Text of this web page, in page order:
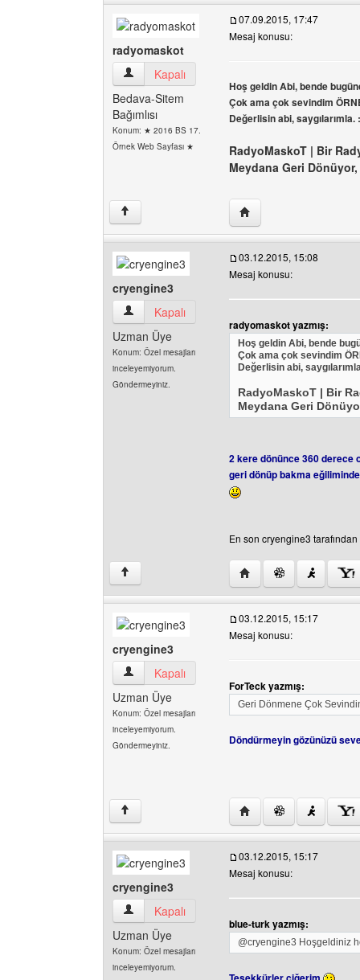
radyomaskot
radyomaskot Kullanıcının profilini görüntüle
Kapalı
Bedava-Sitem
Bağımlısı
Konum: ★ 2016 BS 17.
Örnek Web Sayfası ★
07.09.2015, 17:47
Mesaj konusu:
Hoş geldin Abi, bende
Çok ama çok sevindim
Değerlisin abi, saygılarımla.
RadyoMaskoT | Bir
Meydana Geri Dönüyor,
↑ Yazarın web sitesini
cryengine3
cryengine3 Kullanıcının profilini görüntüle
Kapalı
Uzman Üye
Konum: Özel mesajları
inceleyemiyorum.
Göndermeyiniz.
03.12.2015, 15:08
Mesaj konusu:
radyomaskot yazmış:
Hoş geldin Abi, bende
Çok ama çok sevindim
Değerlisin abi,
RadyoMaskoT | Bir
Meydana Geri
2 kere dönünce 360 derece
geri dönüp bakma
En son cryengine3
↑ Yazarın web sitesini
cryengine3
cryengine3 Kullanıcının profilini görüntüle
Kapalı
Uzman Üye
Konum: Özel mesajları
inceleyemiyorum.
Göndermeyiniz.
03.12.2015, 15:17
Mesaj konusu:
ForTeck yazmış:
Geri Dönmene Çok
Döndürmeyin gözünüzü
↑ Yazarın web sitesini
cryengine3
cryengine3 Kullanıcının profilini görüntüle
Kapalı
Uzman Üye
Konum: Özel mesajları
inceleyemiyorum.
03.12.2015, 15:17
Mesaj konusu:
blue-turk yazmış:
@cryengine3 Hoşgeldiniz